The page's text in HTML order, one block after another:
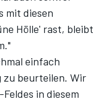
mit diesen
Hölle' rast, bleibt
einfach
beurteilen. Wir
in diesem